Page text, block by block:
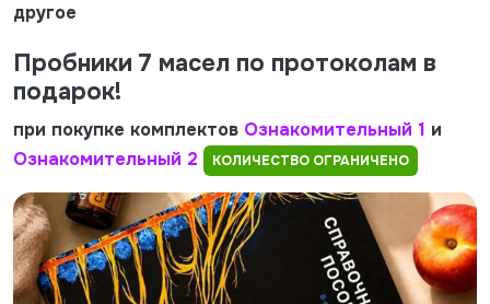
другое
Пробники 7 масел по протоколам в
подарок!
при покупке комплектов Ознакомительный 1 и
Ознакомительный 2
КОЛИЧЕСТВО ОГРАНИЧЕНО